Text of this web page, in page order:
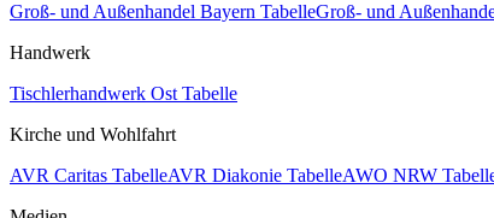
Groß- und Außenhandel Bayern TabelleGroß- und
Handwerk
Tischlerhandwerk Ost Tabelle
Kirche und Wohlfahrt
AVR Caritas TabelleAVR Diakonie TabelleAWO NRW